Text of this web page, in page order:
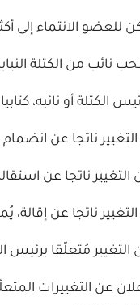
للعضو الانتماء إلى
نائب من الكتلة
الكتلة أو نائبه،
التغيير ناتجا عن
التغيير ناتجا عن
التغيير ناتجا عن
التغيير مُتعلّقا برئيس
عن التغييرات